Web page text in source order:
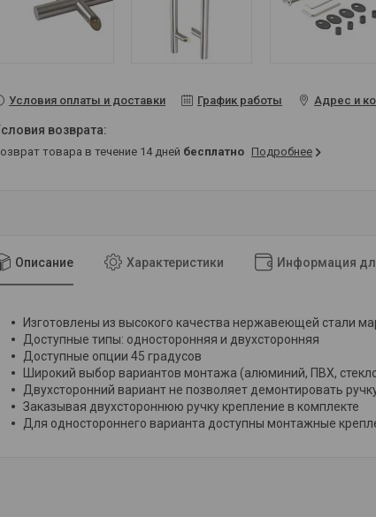
Условия оплаты и доставки График работы Адрес и
возврат товара в течение 14 дней бесплатно Подробнее
Описание Характеристики Информация
Изготовлены из высокого качества нержавеющей стали
Доступные типы: односторонняя и двухсторонняя
Доступные опции 45 градусов
Широкий выбор вариантов монтажа (алюминий, ПВХ,
Двухсторонний вариант не позволяет демонтировать
Заказывая двухстороннюю ручку крепление в комплекте
Для одностороннего варианта доступны монтажные